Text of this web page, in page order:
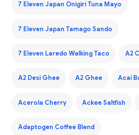
7 Eleven Japan Onigiri Tuna Mayo
7 Eleven Japan Tamago Sando
7 Eleven Laredo Walking Taco A2
A2 Desi Ghee A2 Ghee Acai
Acerola Cherry Ackee Saltfish
Adaptogen Coffee Blend